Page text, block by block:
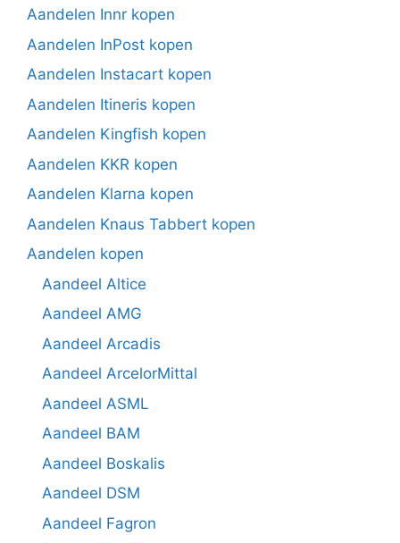
Aandelen Innr kopen
Aandelen InPost kopen
Aandelen Instacart kopen
Aandelen Itineris kopen
Aandelen Kingfish kopen
Aandelen KKR kopen
Aandelen Klarna kopen
Aandelen Knaus Tabbert kopen
Aandelen kopen
Aandeel Altice
Aandeel AMG
Aandeel Arcadis
Aandeel ArcelorMittal
Aandeel ASML
Aandeel BAM
Aandeel Boskalis
Aandeel DSM
Aandeel Fagron